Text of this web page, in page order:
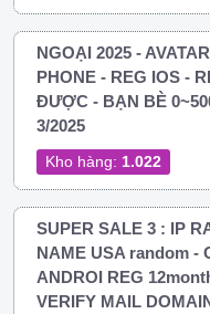
NGOẠI 2025 -
PHONE - REG IOS -
ĐƯỢC - BẠN BÈ
3/2025
Kho hàng: 1.022
SUPER SALE 3 : IP
NAME USA random -
ANDROI REG
VERIFY MAIL